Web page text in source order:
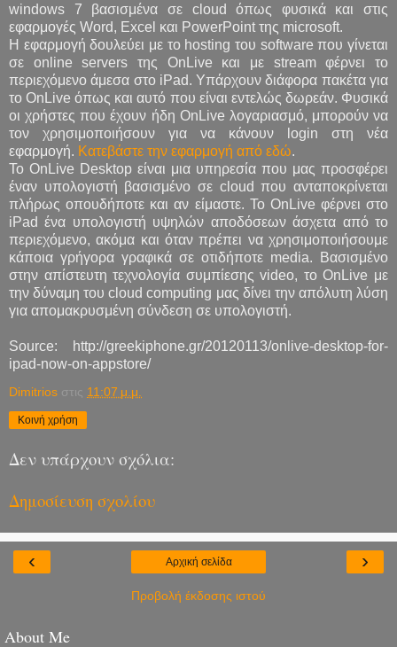
windows 7 βασισμένα σε cloud όπως φυσικά και στις
εφαρμογές Word, Excel και PowerPoint της microsoft.
H εφαρμογή δουλεύει με το hosting του software που γίνεται
σε online servers της OnLive και με stream φέρνει το
περιεχόμενο άμεσα στο iPad. Υπάρχουν διάφορα πακέτα για
το OnLive όπως και αυτό που είναι εντελώς δωρεάν. Φυσικά
οι χρήστες που έχουν ήδη OnLive λογαριασμό, μπορούν να
τον χρησιμοποιήσουν για να κάνουν login στη νέα
εφαρμογή. Κατεβάστε την εφαρμογή από εδώ.
Το OnLive Desktop είναι μια υπηρεσία που μας προσφέρει
έναν υπολογιστή βασισμένο σε cloud που ανταποκρίνεται
πλήρως οπουδήποτε και αν είμαστε. Το OnLive φέρνει στο
iPad ένα υπολογιστή υψηλών αποδόσεων άσχετα από το
περιεχόμενο, ακόμα και όταν πρέπει να χρησιμοποιήσουμε
κάποια γρήγορα γραφικά σε οτιδήποτε media. Βασισμένο
στην απίστευτη τεχνολογία συμπίεσης video, το OnLive με
την δύναμη του cloud computing μας δίνει την απόλυτη λύση
για απομακρυσμένη σύνδεση σε υπολογιστή.
Source: http://greekiphone.gr/20120113/onlive-desktop-for-
ipad-now-on-appstore/
Dimitrios στις 11:07 μ.μ.
Κοινή χρήση
Δεν υπάρχουν σχόλια:
Δημοσίευση σχολίου
‹ ›
Αρχική σελίδα
Προβολή έκδοσης ιστού
About Me